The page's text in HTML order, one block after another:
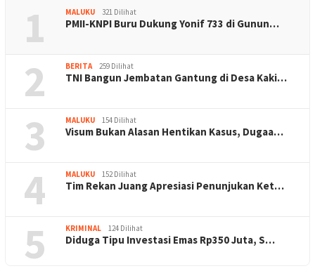
1 MALUKU 321 Dilihat
PMII-KNPI Buru Dukung Yonif 733 di Gunun…
2 BERITA 259 Dilihat
TNI Bangun Jembatan Gantung di Desa Kaki…
3 MALUKU 154 Dilihat
Visum Bukan Alasan Hentikan Kasus, Dugaa…
4 MALUKU 152 Dilihat
Tim Rekan Juang Apresiasi Penunjukan Ket…
5 KRIMINAL 124 Dilihat
Diduga Tipu Investasi Emas Rp350 Juta, S…